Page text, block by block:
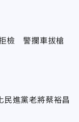
檢 警攔車拔槍
進黨老將蔡裕昌